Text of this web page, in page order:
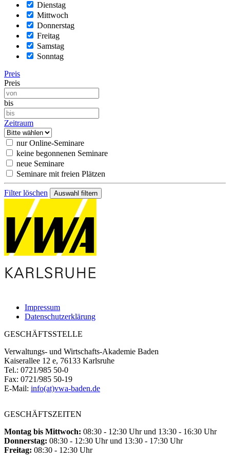
Dienstag
Mittwoch
Donnerstag
Freitag
Samstag
Sonntag
Preis
Preis
bis
Zeitraum
nur Online-Seminare
keine begonnenen Seminare
neue Seminare
Seminare mit freien Plätzen
Filter löschen
Impressum
Datenschutzerklärung
GESCHÄFTSSTELLE
Verwaltungs- und Wirtschafts-Akademie Baden
Kaiserallee 12 e, 76133 Karlsruhe
Tel.: 0721/985 50-0
Fax: 0721/985 50-19
E-Mail: info(at)vwa-baden.de
GESCHÄFTSZEITEN
Montag bis Mittwoch: 08:30 - 12:30 Uhr und 13:30 - 16:30 Uhr
Donnerstag: 08:30 - 12:30 Uhr und 13:30 - 17:30 Uhr
Freitag: 08:30 - 12:30 Uhr